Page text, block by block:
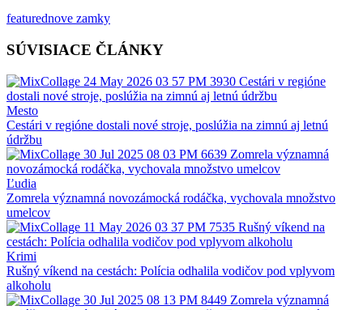
featurednove zamky
SÚVISIACE ČLÁNKY
Mesto
Cestári v regióne dostali nové stroje, poslúžia na zimnú aj letnú
údržbu
Ľudia
Zomrela významná novozámocká rodáčka, vychovala množstvo
umelcov
Krimi
Rušný víkend na cestách: Polícia odhalila vodičov pod vplyvom
alkoholu